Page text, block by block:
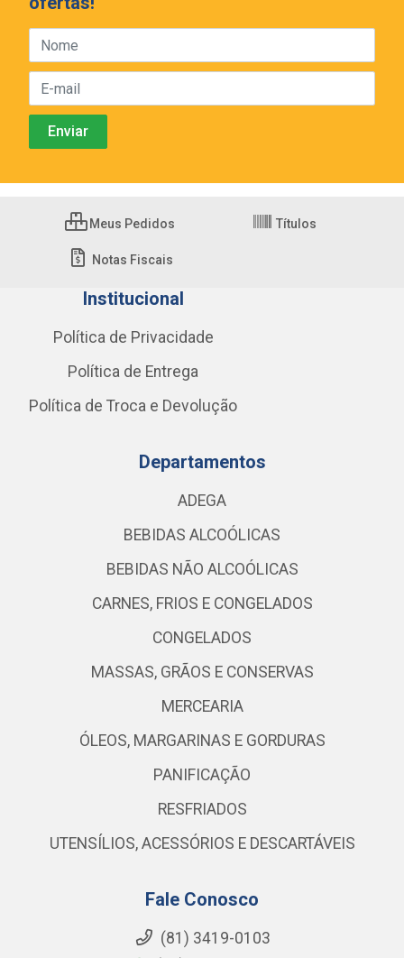
Meus Pedidos Títulos
Notas Fiscais
Institucional
Política de Privacidade
Política de Entrega
Política de Troca e Devolução
Departamentos
ADEGA
BEBIDAS ALCOÓLICAS
BEBIDAS NÃO ALCOÓLICAS
CARNES, FRIOS E CONGELADOS
CONGELADOS
MASSAS, GRÃOS E CONSERVAS
MERCEARIA
ÓLEOS, MARGARINAS E GORDURAS
PANIFICAÇÃO
RESFRIADOS
UTENSÍLIOS, ACESSÓRIOS E DESCARTÁVEIS
Fale Conosco
(81) 3419-0103